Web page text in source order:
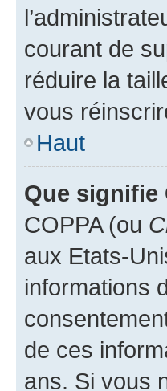
courant de
réduire la
vous
Haut
Que signifie
COPPA (ou
aux Etats-
informations
de ces
ans. Si vous